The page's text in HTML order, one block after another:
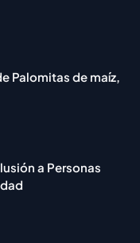
Palomitas de maíz,
a Personas